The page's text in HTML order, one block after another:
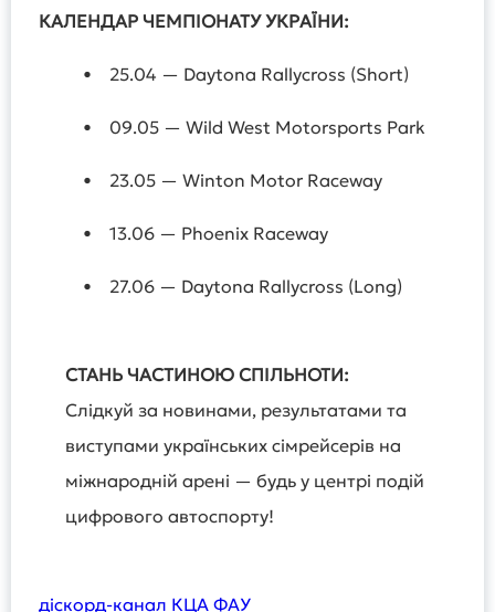
КАЛЕНДАР ЧЕМПІОНАТУ УКРАЇНИ:
• 25.04 — Daytona Rallycross (Short)
• 09.05 — Wild West Motorsports Park
• 23.05 — Winton Motor Raceway
• 13.06 — Phoenix Raceway
• 27.06 — Daytona Rallycross (Long)
СТАНЬ ЧАСТИНОЮ СПІЛЬНОТИ:
Слідкуй за новинами, результатами та
виступами українських сімрейсерів на
міжнародній арені — будь у центрі подій
цифрового автоспорту!
діскорд-канал КЦА ФАУ